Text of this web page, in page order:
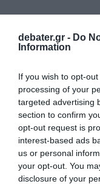
debater.gr - Do
Information
If you wish to opt-
processing of your
targeted advertising
section to confirm
opt-out request is
interest-based ads
us or personal
your opt-out. You
disclosure of your